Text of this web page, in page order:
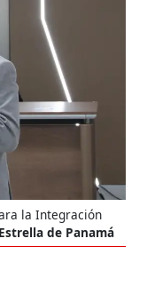
la Integración
de Panamá